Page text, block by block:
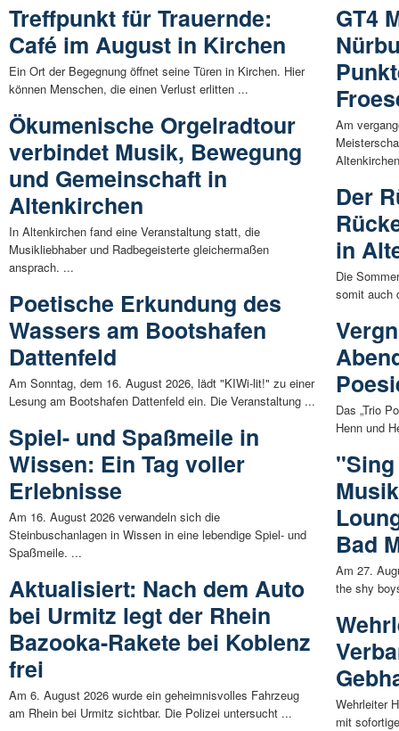
Treffpunkt für Trauernde:
Café im August in Kirchen
Ein Ort der Begegnung öffnet seine Türen in Kirchen. Hier
können Menschen, die einen Verlust erlitten ...
Ökumenische Orgelradtour
verbindet Musik, Bewegung
und Gemeinschaft in
Altenkirchen
In Altenkirchen fand eine Veranstaltung statt, die
Musikliebhaber und Radbegeisterte gleichermaßen
ansprach. ...
Poetische Erkundung des
Wassers am Bootshafen
Dattenfeld
Am Sonntag, dem 16. August 2026, lädt "KIWi-lit!" zu einer
Lesung am Bootshafen Dattenfeld ein. Die Veranstaltung ...
Spiel- und Spaßmeile in
Wissen: Ein Tag voller
Erlebnisse
Am 16. August 2026 verwandeln sich die
Steinbuschanlagen in Wissen in eine lebendige Spiel- und
Spaßmeile. ...
Aktualisiert: Nach dem Auto
bei Urmitz legt der Rhein
Bazooka-Rakete bei Koblenz
frei
Am 6. August 2026 wurde ein geheimnisvolles Fahrzeug
am Rhein bei Urmitz sichtbar. Die Polizei untersucht ...
GT4
Am
Der
in
Die
somit auch
Das „Trio
Henn und
Bad
Am 27.
the shy
Wehrleiter
mit